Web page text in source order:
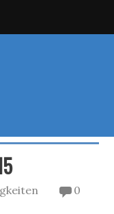
0